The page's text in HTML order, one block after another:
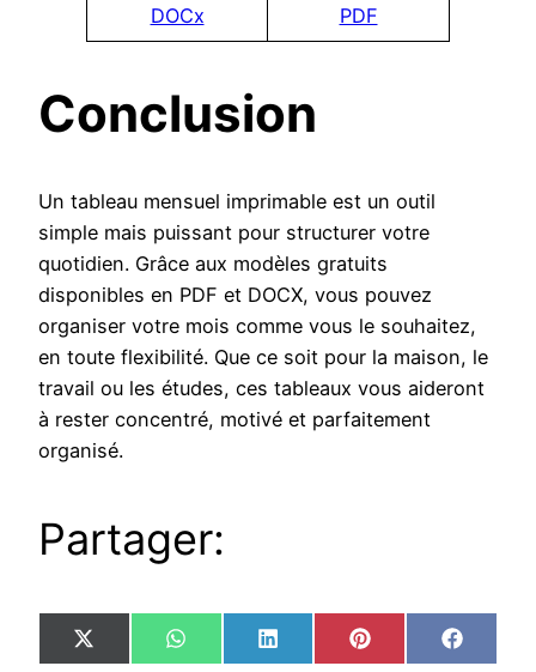
DOCx PDF
Conclusion
Un tableau mensuel imprimable est un outil
simple mais puissant pour structurer votre
quotidien. Grâce aux modèles gratuits
disponibles en PDF et DOCX, vous pouvez
organiser votre mois comme vous le souhaitez,
en toute flexibilité. Que ce soit pour la maison, le
travail ou les études, ces tableaux vous aideront
à rester concentré, motivé et parfaitement
organisé.
Partager:
Share
on
X
(Twitter)
Share
on
WhatsAppShare
on
LinkedIn Share
on
Pinterest Share
on